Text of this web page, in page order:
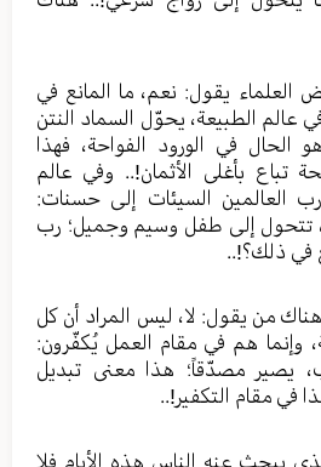
العلماء يقول: نعم، ما المانع في
عالم الطبيعة، يحوّل السماد النتن
الحال في الورود الفواحة، فهذا
تباع بأغلى الأثمان!.. وفي عالم
العالمين السيئات إلى حسنات:
تتحول إلى طفل وسيم وجميل؛ رب
في ذلك؟!..
هناك من يقول: لا، ليس المراد أن كل
وإنما هم في مقام العمل يُكفّرون:
يصير مصدّقاً؛ هذا معنى تبديل
في مقام التكفير!..
يبحث عنه الناس هذه الأيام فلا